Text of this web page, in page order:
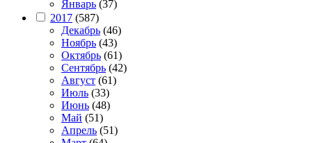
Январь (37)
2017 (587)
Декабрь (46)
Ноябрь (43)
Октябрь (61)
Сентябрь (42)
Август (61)
Июль (33)
Июнь (48)
Май (51)
Апрель (51)